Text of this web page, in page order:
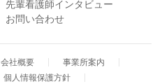
先輩看護師インタビュー
お問い合わせ
会社概要
事業所案内
個人情報保護方針